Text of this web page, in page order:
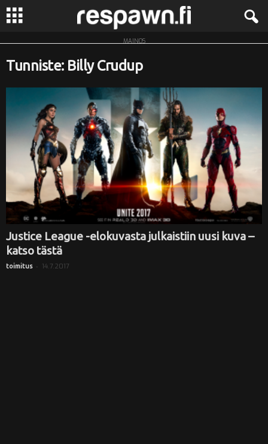
R
MAINOS
Tunniste: Billy Crudup
Justice League -elokuvasta julkaistiin uusi kuva –
katso tästä
toimitus - 14.7.2017